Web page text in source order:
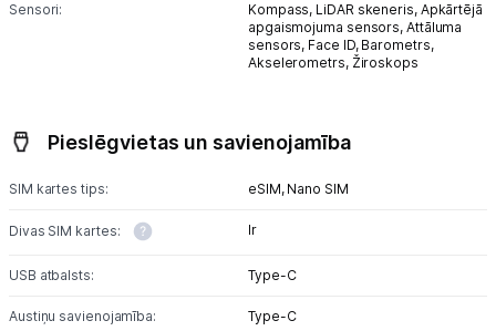
Sensori: Kompass, LiDAR skeneris, Apkārtējā
apgaismojuma sensors,Attāluma
sensors, Face ID, Barometrs,
Akselerometrs, Žiroskops
Pieslēgvietas un savienojamība
SIM kartes tips: eSIM, Nano SIM
Divas SIM kartes: Ir
USB atbalsts: Type-C
Austiņu savienojamība: Type-C